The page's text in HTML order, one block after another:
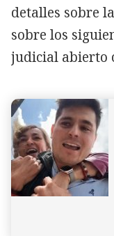
detalles sobre
sobre los
judicial abierto